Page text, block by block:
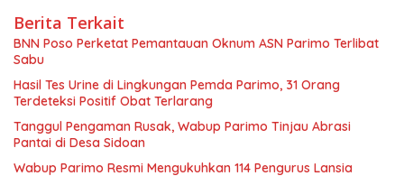
Berita Terkait
BNN Poso Perketat Pemantauan Oknum ASN Parimo Terlibat
Sabu
Hasil Tes Urine di Lingkungan Pemda Parimo, 31 Orang
Terdeteksi Positif Obat Terlarang
Tanggul Pengaman Rusak, Wabup Parimo Tinjau Abrasi
Pantai di Desa Sidoan
Wabup Parimo Resmi Mengukuhkan 114 Pengurus Lansia